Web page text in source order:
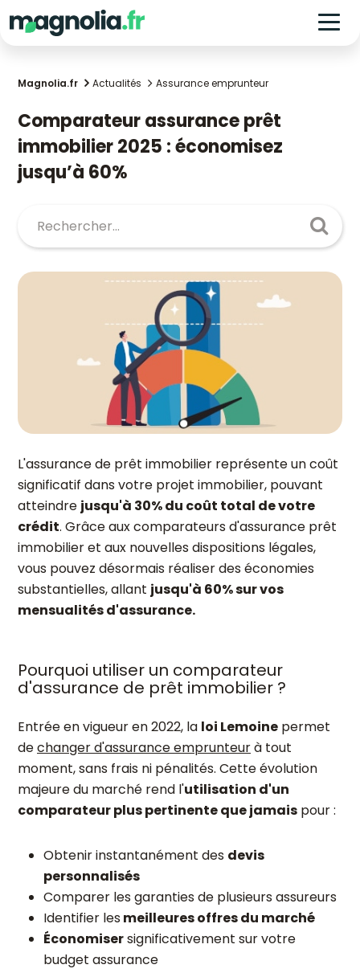
Magnolia.fr Actualités Assurance emprunteur
Comparateur assurance prêt
immobilier 2025 : économisez
jusqu’à 60%
L'assurance de prêt immobilier représente un coût
significatif dans votre projet immobilier, pouvant
atteindre jusqu'à 30% du coût total de votre
crédit. Grâce aux comparateurs d'assurance prêt
immobilier et aux nouvelles dispositions légales,
vous pouvez désormais réaliser des économies
substantielles, allant jusqu'à 60% sur vos
mensualités d'assurance.
Pourquoi utiliser un comparateur
d'assurance de prêt immobilier ?
Entrée en vigueur en 2022, la loi Lemoine permet
dechanger d'assurance emprunteurà tout
moment, sans frais ni pénalités. Cette évolution
majeure du marché rend l'utilisation d'un
comparateur plus pertinente que jamais pour :
Obtenir instantanément des devis
personnalisés
Comparer les garanties de plusieurs assureurs
Identifier lesmeilleures offres du marché
Économisersignificativement sur votre
budget assurance